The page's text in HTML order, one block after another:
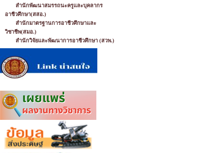
สำนักพัฒนาสมรรถนะครูและบุคลากร
อาชีวศึกษา(สสอ.)
สำนักมาตรฐานการอาชีวศึกษาและ
วิชาชีพ(สมอ.)
สำนักวิจัยและพัฒนาการอาชีวศึกษา (สวพ.)